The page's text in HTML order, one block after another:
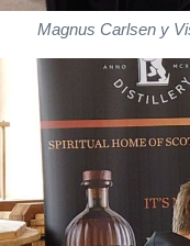
Magnus Carlsen y